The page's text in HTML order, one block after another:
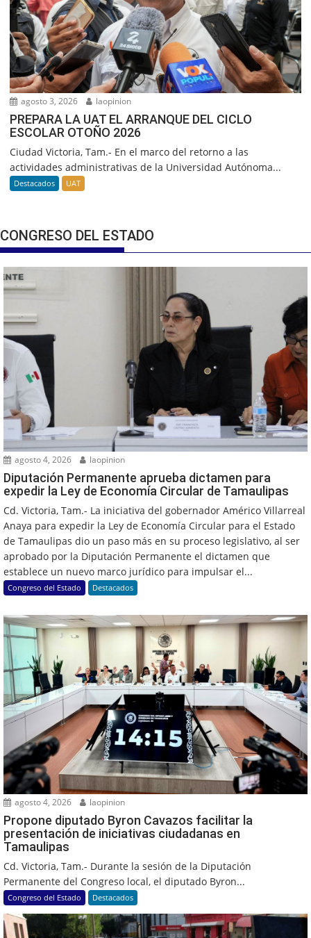
agosto 3, 2026 laopinion
PREPARA LA UAT EL ARRANQUE DEL CICLO
ESCOLAR OTOÑO 2026
Ciudad Victoria, Tam.- En el marco del retorno a las
actividades administrativas de la Universidad Autónoma...
Destacados UAT
CONGRESO DEL ESTADO
agosto 4, 2026 laopinion
Diputación Permanente aprueba dictamen para
expedir la Ley de Economía Circular de Tamaulipas
Cd. Victoria, Tam.- La iniciativa del gobernador Américo Villarreal
Anaya para expedir la Ley de Economía Circular para el Estado
de Tamaulipas dio un paso más en su proceso legislativo, al ser
aprobado por la Diputación Permanente el dictamen que
establece un nuevo marco jurídico para impulsar el...
Congreso del Estado Destacados
agosto 4, 2026 laopinion
Propone diputado Byron Cavazos facilitar la
presentación de iniciativas ciudadanas en
Tamaulipas
Cd. Victoria, Tam.- Durante la sesión de la Diputación
Permanente del Congreso local, el diputado Byron...
Congreso del Estado Destacados